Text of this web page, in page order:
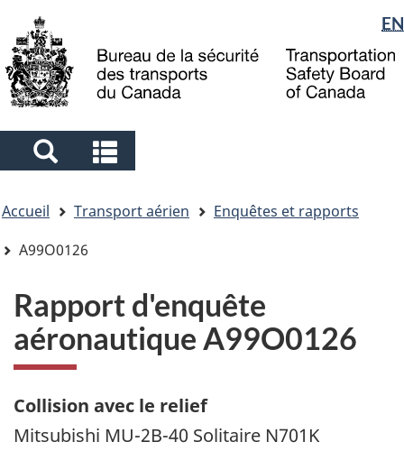
to
main
to
"About
government"
à
la
Sélection
de
la
langue
EN
Search
and
menus
and
menus
êtes
ici
Accueil Transport aérien
Enquêtes et rapports
A99O0126
Rapport d'enquête
aéronautique A99O0126
Collision avec le relief
Mitsubishi MU-2B-40 Solitaire N701K